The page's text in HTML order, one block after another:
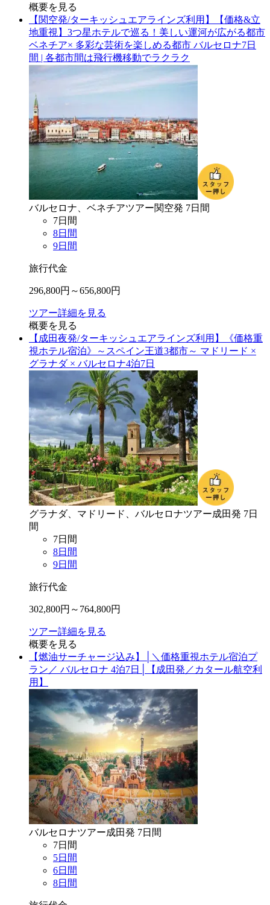
概要を見る
【関空発/ターキッシュエアラインズ利用】【価格&立
地重視】3つ星ホテルで巡る！美しい運河が広がる都市
ベネチア× 多彩な芸術を楽しめる都市 バルセロナ7日
間 | 各都市間は飛行機移動でラクラク
バルセロナ、ベネチアツアー関空発 7日間
7日間
8日間
9日間
旅行代金
296,800円～656,800円
ツアー詳細を見る
概要を見る
【成田夜発/ターキッシュエアラインズ利用】《価格重
視ホテル宿泊》～スペイン王道3都市～ マドリード ×
グラナダ × バルセロナ4泊7日
グラナダ、マドリード、バルセロナツアー成田発 7日
間
7日間
8日間
9日間
旅行代金
302,800円～ 764,800円
ツアー詳細を見る
概要を見る
【燃油サーチャージ込み】│＼価格重視ホテル宿泊プ
ラン／ バルセロナ 4泊7日│【成田発／カタール航空利
用】
バルセロナツアー成田発 7日間
7日間
5日間
6日間
8日間